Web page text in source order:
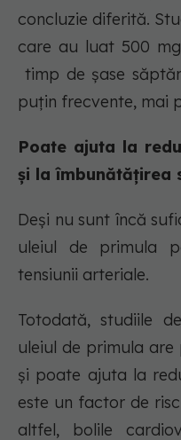
concluzie diferită.
care au luat 500
timp de șase
puțin frecvente, mai
Poate ajuta la
și la îmbunătățirea
Deși nu sunt încă
uleiul de primula
tensiunii arteriale.
Totodată, studiile
uleiul de primula
și poate ajuta la
este un factor de
altfel, bolile